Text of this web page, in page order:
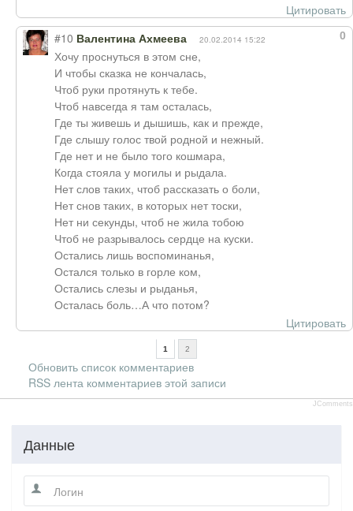
Цитировать
0
#10 Валентина Ахмеева 20.02.2014 15:22
Хочу проснуться в этом сне,
И чтобы сказка не кончалась,
Чтоб руки протянуть к тебе.
Чтоб навсегда я там осталась,
Где ты живешь и дышишь, как и прежде,
Где слышу голос твой родной и нежный.
Где нет и не было того кошмара,
Когда стояла у могилы и рыдала.
Нет слов таких, чтоб рассказать о боли,
Нет снов таких, в которых нет тоски,
Нет ни секунды, чтоб не жила тобою
Чтоб не разрывалось сердце на куски.
Остались лишь воспоминанья,
Остался только в горле ком,
Остались слезы и рыданья,
Осталась боль…А что потом?
Цитировать
1 2
Обновить список комментариев
RSS лента комментариев этой записи
JComments
Данные